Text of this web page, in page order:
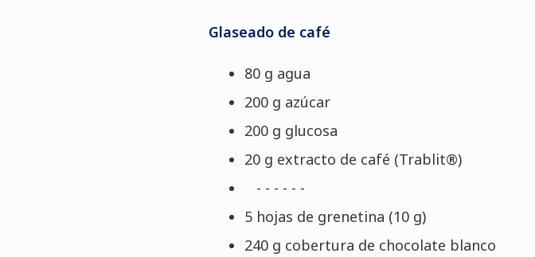
Glaseado de café
80 g agua
200 g azúcar
200 g glucosa
20 g extracto de café (Trablit®)
- - - - - -
5 hojas de grenetina (10 g)
240 g cobertura de chocolate blanco